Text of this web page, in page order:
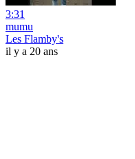
3:31
mumu
Les Flamby's
il y a 20 ans